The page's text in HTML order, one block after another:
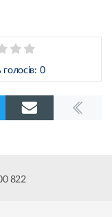
голосів: 0
822